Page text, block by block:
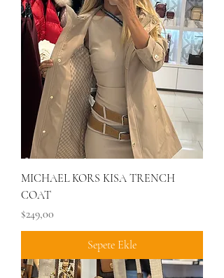
MICHAEL KORS KISA TRENCH
COAT
Fiyat
$249,00
Sepete Ekle